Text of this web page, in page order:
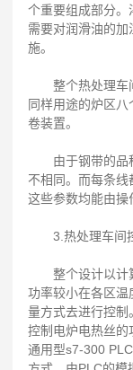
个重要组成部分。
需要对润滑油的
施。
整个热处理车间
同样用途的炉区
卷装置。
由于钢带的品种
不相同。而每条
这些参数均能由操
3.热处理车间控
整个设计以计算
功率较小在各区
量方式去进行控制
控制电炉电热丝的
通用型s7-300